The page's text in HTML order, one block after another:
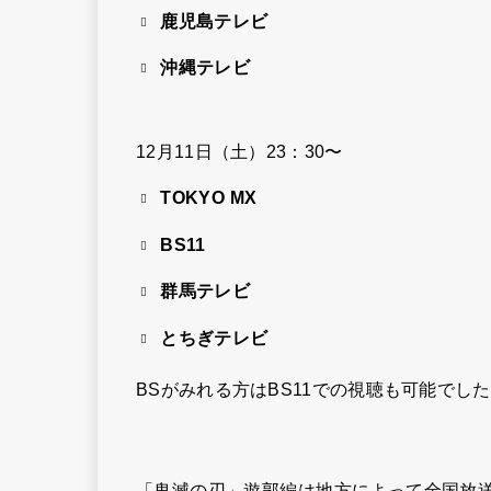
鹿児島テレビ
沖縄テレビ
12月11日（土）23：30〜
TOKYO MX
BS11
群馬テレビ
とちぎテレビ
BSがみれる方はBS11での視聴も可能でした